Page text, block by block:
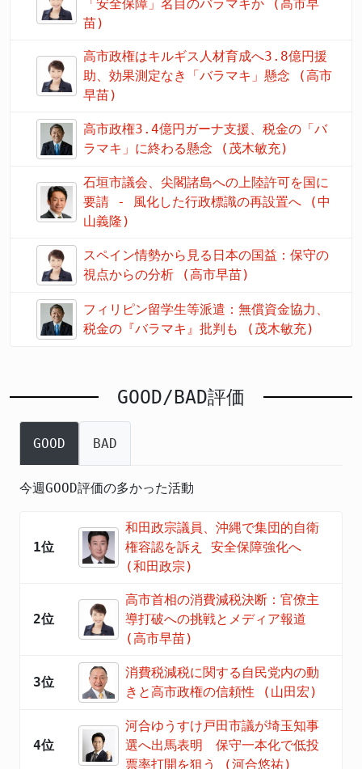
「安全保障」名目のバラマキか (高市早
苗)
高市政権はキルギス人材育成へ3.8億円援
助、効果測定なき「バラマキ」懸念 (高市
早苗)
高市政権3.4億円ガーナ支援、税金の「バ
ラマキ」に終わる懸念 (茂木敏充)
石垣市議会、尖閣諸島への上陸許可を国に
要請 - 風化した行政標識の再設置へ (中
山義隆)
スペイン情勢から見る日本の国益：保守の
視点からの分析 (高市早苗)
フィリピン留学生等派遣：無償資金協力、
税金の『バラマキ』批判も (茂木敏充)
GOOD/BAD評価
GOOD BAD
今週GOOD評価の多かった活動
1位
和田政宗議員、沖縄で集団的自衛
権容認を訴え 安全保障強化へ
(和田政宗)
2位
高市首相の消費減税決断：官僚主
導打破への挑戦とメディア報道
(高市早苗)
3位
消費税減税に関する自民党内の動
きと高市政権の信頼性 (山田宏)
4位
河合ゆうすけ戸田市議が埼玉知事
選へ出馬表明 保守一本化で低投
票率打開を狙う (河合悠祐)